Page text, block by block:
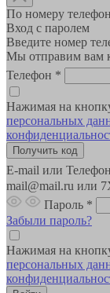
По номеру
Вход с паролем
Введите номер
Мы отправим вам
Телефон *
Нажимая на
персональных
E-mail или Телефон
mail@mail.ru или
Пароль *
Забыли пароль?
Нажимая на
персональных